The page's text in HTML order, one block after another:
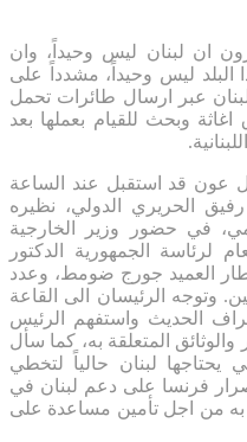
ان لبنان ليس وحيداً، وان
البلد ليس وحيداً، مشدداً على
عبر ارسال طائرات تحمل
وبحث للقيام بعملها بعد
عون قد استقبل عند الساعة
الحريري الدولي، نظيره
في حضور وزير الخارجية
لرئاسة الجمهورية الدكتور
العميد جورج ضومط، وعدد
وتوجه الرئيسان الى القاعة
الحديث واستفهم الرئيس
المتعلقة به، كما سأل
يحتاجها لبنان حالياً لتخطي
فرنسا على دعم لبنان في
من اجل تأمين مساعدة على